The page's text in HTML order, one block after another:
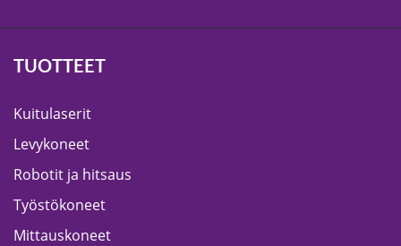
TUOTTEET
Kuitulaserit
Levykoneet
Robotit ja hitsaus
Työstökoneet
Mittauskoneet